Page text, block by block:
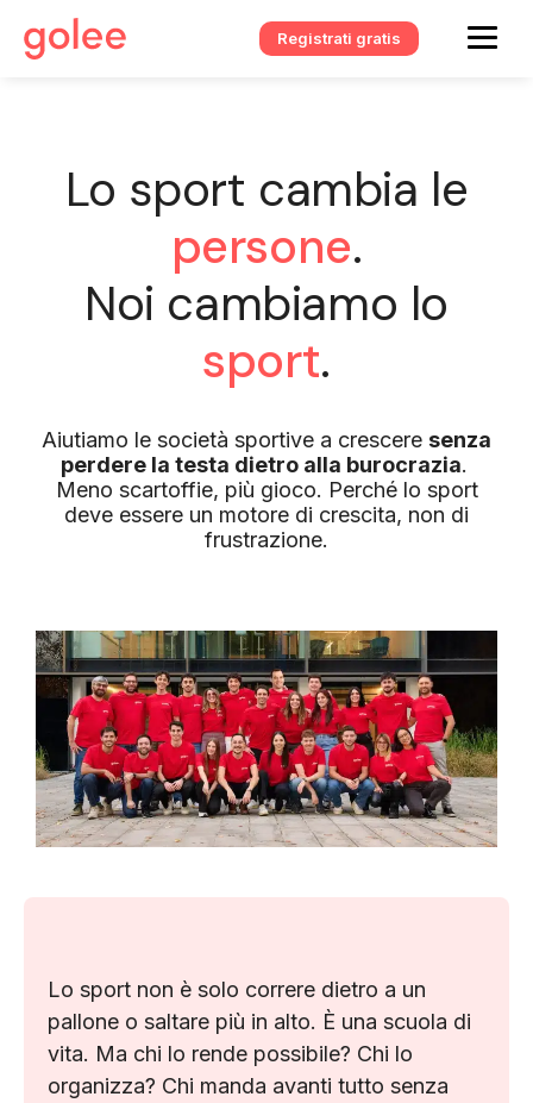
Registrati gratis
Lo sport cambia le
persone.
Noi cambiamo lo
sport.
Aiutiamo le società sportive a crescere senza
perdere la testa dietro alla burocrazia.
Meno scartoffie, più gioco. Perché lo sport
deve essere un motore di crescita, non di
frustrazione.
Lo sport non è solo correre dietro a un
pallone o saltare più in alto. È una scuola di
vita. Ma chi lo rende possibile? Chi lo
organizza? Chi manda avanti tutto senza